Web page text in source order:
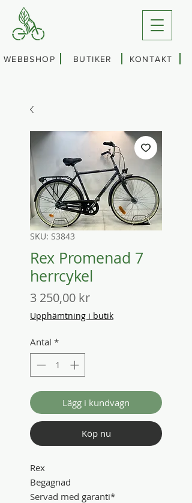
WEBBSHOP BUTIKER KONTAKT
SKU: S3843
Rex Promenad 7
herrcykel
3 250,00 krPris
Upphämtning i butik
Antal *
Lägg i kundvagn
Köp nu
Rex
Begagnad
Servad med garanti*